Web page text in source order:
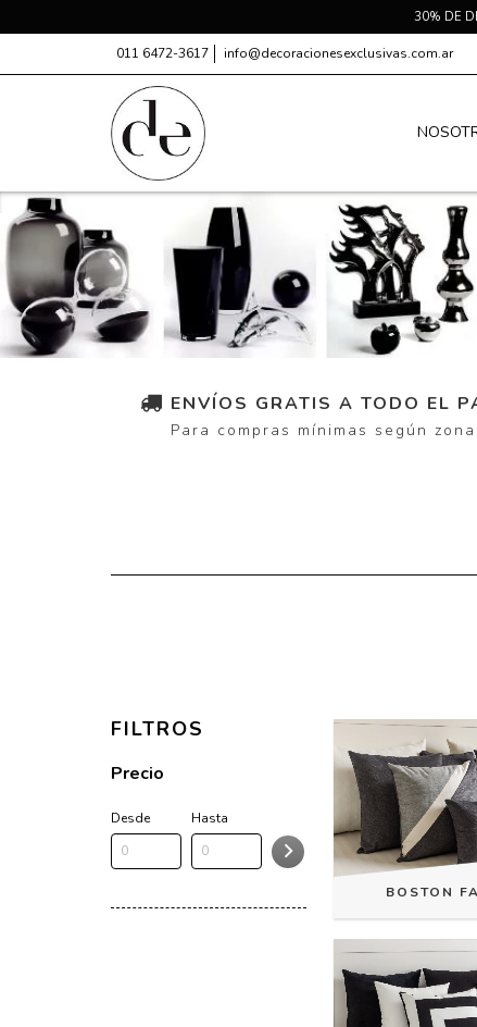
30% DE
011 6472-3617 info@decoracionesexclusivas.com.ar
ENVÍOS GRATIS A TODO EL
Para compras mínimas según zona
FILTROS
Precio
Desde Hasta
BOSTON